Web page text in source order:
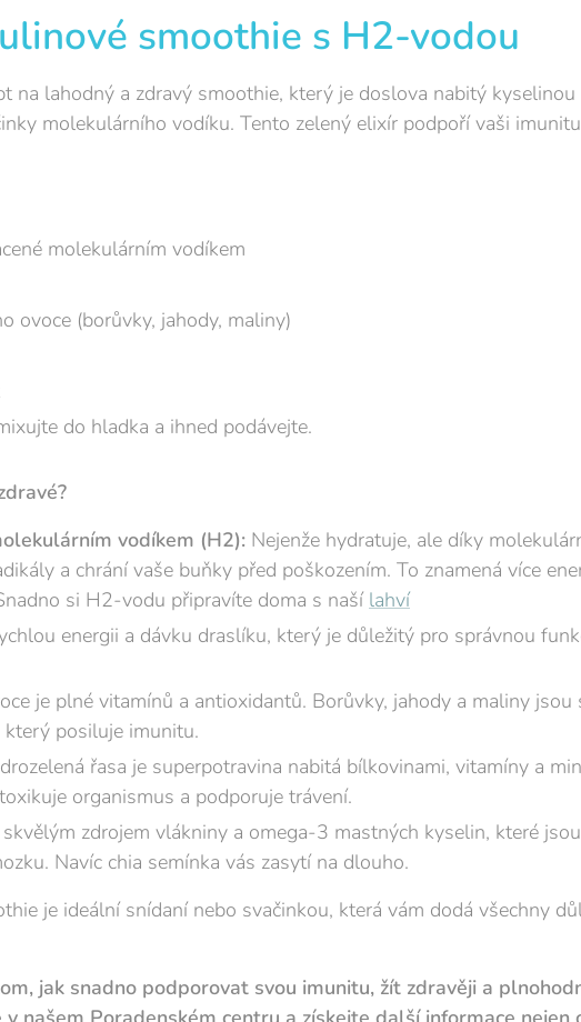
smoothie s H2-vodou
na lahodný a zdravý smoothie, který je doslova nabitý
molekulárního vodíku. Tento zelený elixír podpoří vaši
molekulárním vodíkem
ovoce (borůvky, jahody, maliny)
do hladka a ihned podávejte.
vodíkem (H2): Nejenže hydratuje, ale díky
a chrání vaše buňky před poškozením. To znamená více
si H2-vodu připravíte doma s naší lahví
energii a dávku draslíku, který je důležitý pro správnou
je plné vitamínů a antioxidantů. Borůvky, jahody a maliny jsou
posiluje imunitu.
řasa je superpotravina nabitá bílkovinami, vitamíny a
organismus a podporuje trávení.
skvělým zdrojem vlákniny a omega-3 mastných kyselin, které
Navíc chia semínka vás zasytí na dlouho.
je ideální snídaní nebo svačinkou, která vám dodá všechny
jak snadno podporovat svou imunitu, žít zdravěji a